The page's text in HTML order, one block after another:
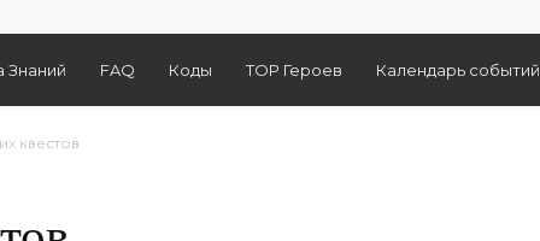
Знаний FAQ Коды TOP Героев Календарь событий
квестов